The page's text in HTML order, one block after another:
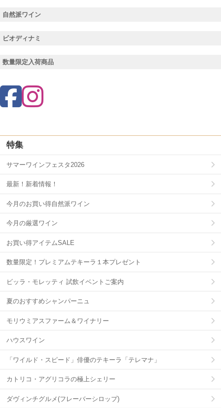
自然派ワイン
ビオディナミ
数量限定入荷商品
特集
サマーワインフェスタ2026
最新！新着情報！
今月のお買い得自然派ワイン
今月の厳選ワイン
お買い得アイテムSALE
数量限定！プレミアムテキーラ１本プレゼント
ビッラ・モレッティ 試飲イベントご案内
夏のおすすめシャンパーニュ
モリウミアスファーム＆ワイナリー
ハウスワイン
「ワイルド・スピード」俳優のテキーラ「テレマナ」
カトリコ・アグリコラの極上シェリー
ダヴィンチグルメ(フレーバーシロップ)